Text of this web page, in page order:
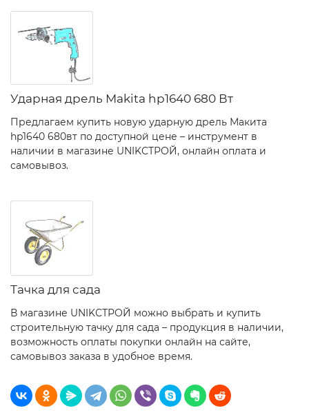
Ударная дрель Makita hp1640 680 Вт
Предлагаем купить новую ударную дрель Макита
hp1640 680вт по доступной цене – инструмент в
наличии в магазине UNIKСТРОЙ, онлайн оплата и
самовывоз.
Тачка для сада
В магазине UNIKСТРОЙ можно выбрать и купить
строительную тачку для сада – продукция в наличии,
возможность оплаты покупки онлайн на сайте,
самовывоз заказа в удобное время.